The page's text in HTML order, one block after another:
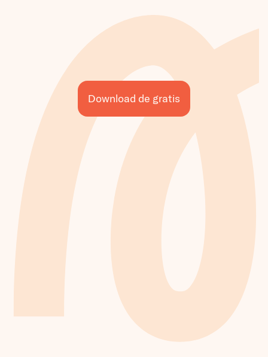
Download de gratis
Texel
Zomer in Zwitserland
Pier city run 2025